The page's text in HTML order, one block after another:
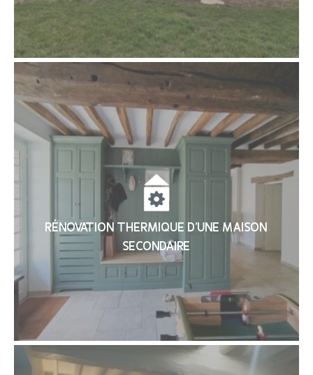
RÉNOVATION THERMIQUE D’UNE MAISON
SECONDAIRE